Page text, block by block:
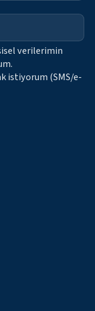
verilerimin
istiyorum (SMS/e-